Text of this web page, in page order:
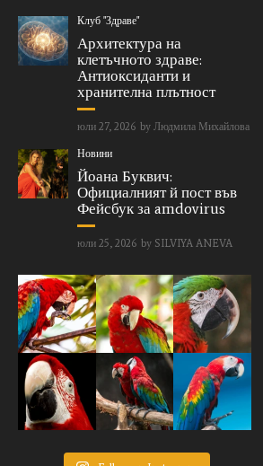
Клуб "Здраве"
Архитектура на
клетъчното здраве:
Антиоксиданти и
хранителна плътност
юли 27, 2026 by Людмила Михайлова
Новини
Йоана Буквич:
Официалният й пост във
Фейсбук за amdovirus
юли 25, 2026 by SILVIYA ANEVA